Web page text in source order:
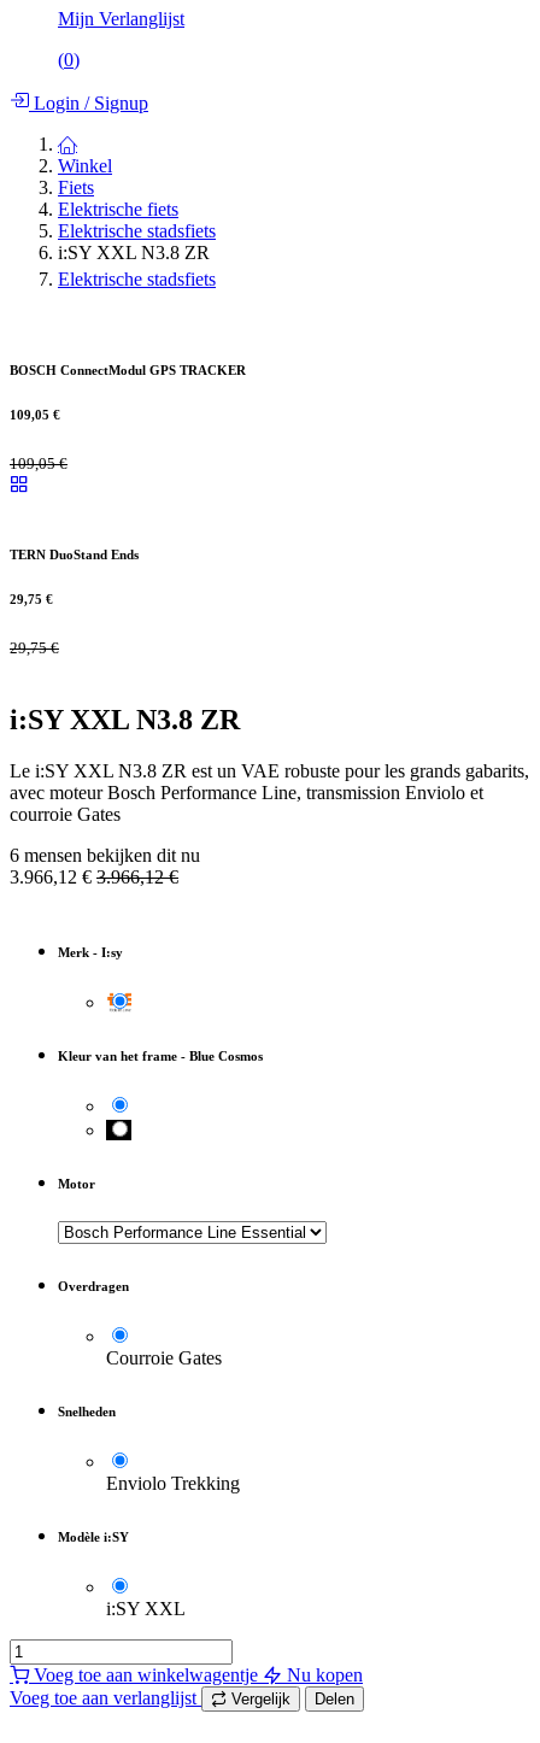
Mijn Verlanglijst
(0)
Login /Signup
Winkel
Fiets
Elektrische fiets
Elektrische stadsfiets
i:SY XXL N3.8 ZR
Elektrische stadsfiets
BOSCH ConnectModul GPS TRACKER
109,05 €
109,05€
TERN DuoStand Ends
29,75 €
29,75€
i:SY XXL N3.8 ZR
Le i:SY XXL N3.8 ZR est un VAE robuste pour les grands gabarits,
avec moteur Bosch Performance Line, transmission Enviolo et
courroie Gates
6 mensen bekijken dit nu
3.966,12 € 3.966,12€
Merk - I:sy
Kleur van het frame - Blue Cosmos
Motor
Overdragen
Courroie Gates
Snelheden
Enviolo Trekking
Modèle i:SY
i:SY XXL
Voeg toe aan winkelwagentje
Nu kopen
Voeg toe aan verlanglijst
Vergelijk Delen